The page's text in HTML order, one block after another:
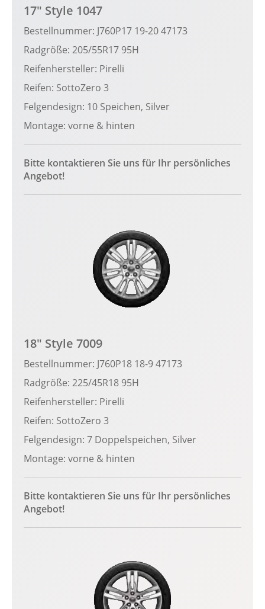
17" Style 1047
Bestellnummer: J760P17 19-20 47173
Radgröße: 205/55R17 95H
Reifenhersteller: Pirelli
Reifen: SottoZero 3
Felgendesign: 10 Speichen, Silver
Montage: vorne & hinten
Bitte kontaktieren Sie uns für Ihr persönliches
Angebot!
18" Style 7009
Bestellnummer: J760P18 18-9 47173
Radgröße: 225/45R18 95H
Reifenhersteller: Pirelli
Reifen: SottoZero 3
Felgendesign: 7 Doppelspeichen, Silver
Montage: vorne & hinten
Bitte kontaktieren Sie uns für Ihr persönliches
Angebot!